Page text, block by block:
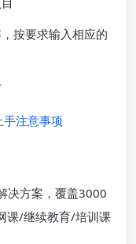
按要求输入相应的
手注意事项
决方案，覆盖3000
课/继续教育/培训课